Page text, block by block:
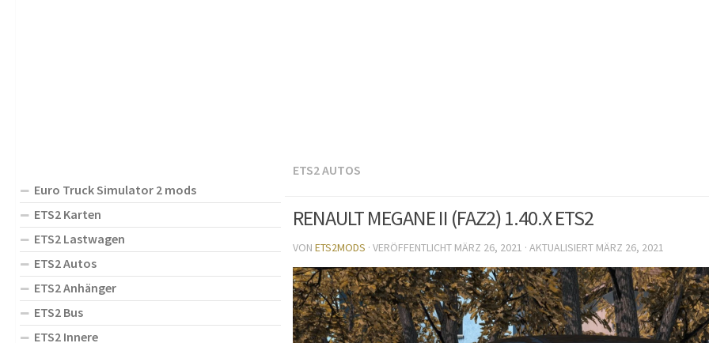
ETS2 AUTOS
RENAULT MEGANE II (FAZ2) 1.40.X ETS2
VON ETS2MODS · VERÖFFENTLICHT MÄRZ 26, 2021 · AKTUALISIERT MÄRZ 26, 2021
Euro Truck Simulator 2 mods
ETS2 Karten
ETS2 Lastwagen
ETS2 Autos
ETS2 Anhänger
ETS2 Bus
ETS2 Innere